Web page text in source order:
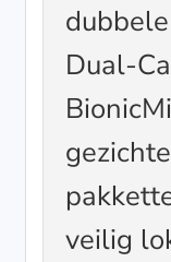
Dual-
veilig